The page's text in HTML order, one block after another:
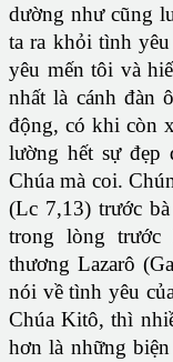
dường như cũng
ta ra khỏi tình
yêu mến tôi và
nhất là cánh đàn
động, có khi còn
lường hết sự đẹp
Chúa mà coi.
(Lc 7,13) trước
trong lòng trước
thương Lazarô
nói về tình yêu
Chúa Kitô, thì
hơn là những